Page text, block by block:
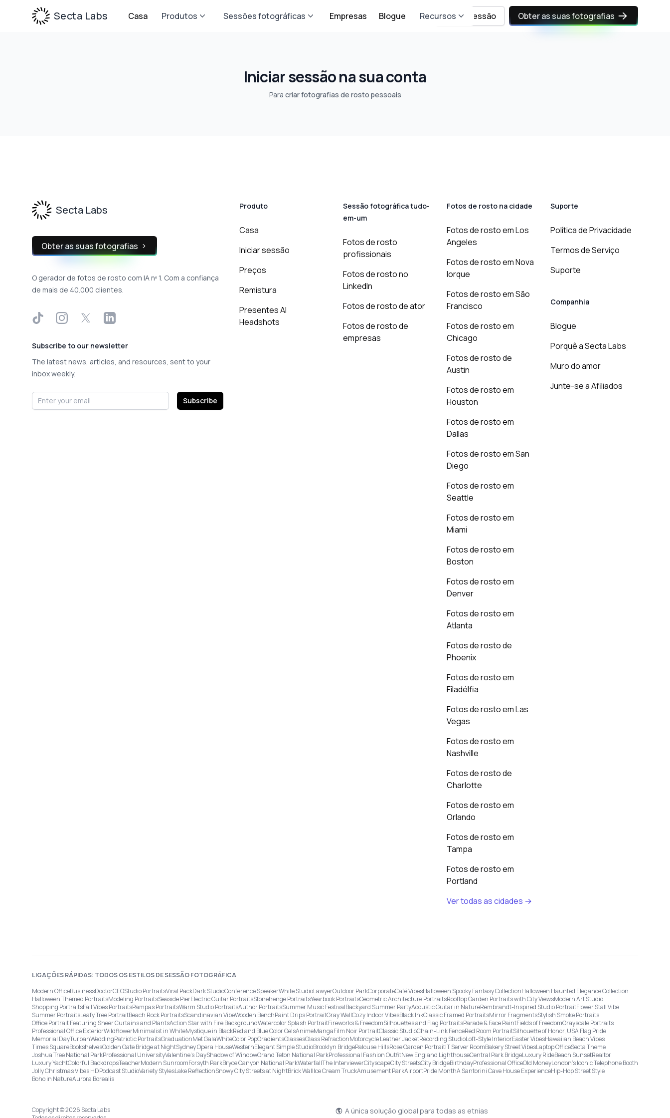
Secta Labs Casa Produtos Sessões fotográficas Empresas Blogue RecursosIniciar sessão Obter as suas fotografias
Iniciar sessão na sua conta
Para criar fotografias de rosto pessoais
Secta Labs
Obter as suas fotografias
O gerador de fotos de rosto com IA nº 1. Com a confiança
de mais de 40.000 clientes.
TikTokInstagram
X LinkedIn
Subscribe to our newsletter
The latest news, articles, and resources, sent to your
inbox weekly.
Email address Subscribe
Produto
Casa
Iniciar sessão
Preços
Remistura
Presentes AI
Headshots
Sessão fotográfica tudo-
em-um
Fotos de rosto
profissionais
Fotos de rosto no
LinkedIn
Fotos de rosto de ator
Fotos de rosto de
empresas
Fotos de rosto na cidade
Fotos de rosto em Los
Angeles
Fotos de rosto em Nova
Iorque
Fotos de rosto em São
Francisco
Fotos de rosto em
Chicago
Fotos de rosto de
Austin
Fotos de rosto em
Houston
Fotos de rosto em
Dallas
Fotos de rosto em San
Diego
Fotos de rosto em
Seattle
Fotos de rosto em
Miami
Fotos de rosto em
Boston
Fotos de rosto em
Denver
Fotos de rosto em
Atlanta
Fotos de rosto de
Phoenix
Fotos de rosto em
Filadélfia
Fotos de rosto em Las
Vegas
Fotos de rosto em
Nashville
Fotos de rosto de
Charlotte
Fotos de rosto em
Orlando
Fotos de rosto em
Tampa
Fotos de rosto em
Portland
Ver todas as cidades →
Suporte
Política de Privacidade
Termos de Serviço
Suporte
Companhia
Blogue
Porquê a Secta Labs
Muro do amor
Junte-se a Afiliados
LIGAÇÕES RÁPIDAS: TODOS OS ESTILOS DE SESSÃO FOTOGRÁFICA
Modern OfficeBusinessDoctorCEOStudio PortraitsViral PackDark StudioConference SpeakerWhite StudioLawyerOutdoor ParkCorporateCafé VibesHalloween Spooky Fantasy CollectionHalloween Haunted Elegance Collection
Halloween Themed PortraitsModeling PortraitsSeaside PierElectric Guitar PortraitsStonehenge PortraitsYearbook PortraitsGeometric Architecture PortraitsRooftop Garden Portraits with City ViewsModern Art Studio
Shopping PortraitsFall Vibes PortraitsPampas PortraitsWarm Studio PortraitsAuthor PortraitsSummer Music FestivalBackyard Summer PartyAcoustic Guitar in NatureRembrandt-Inspired Studio PortraitFlower Stall Vibe
Summer PortraitsLeafy Tree PortraitBeach Rock PortraitsScandinavian VibeWooden BenchPaint Drips PortraitGray WallCozy Indoor VibesBlack InkClassic Framed PortraitsMirror FragmentsStylish Smoke Portraits
Office Portrait Featuring Sheer Curtains and PlantsAction Star with Fire BackgroundWatercolor Splash PortraitFireworks & FreedomSilhouettes and Flag PortraitsParade & Face PaintFields of FreedomGrayscale Portraits
Professional Office ExteriorWildflowerMinimalist in WhiteMystique in BlackRed and Blue Color GelsAnimeMangaFilm Noir PortraitClassic StudioChain-Link FenceRed Room PortraitSilhouette of Honor, USA Flag Pride
Memorial DayTurbanWeddingPatriotic PortraitsGraduationMet GalaWhiteColor PopGradientsGlassesGlass RefractionMotorcycle Leather JacketRecording StudioLoft-Style InteriorEaster VibesHawaiian Beach Vibes
Times SquareBookshelvesGolden Gate Bridge at NightSydney Opera HouseWesternElegant Simple StudioBrooklyn BridgePalouse HillsRose Garden PortraitIT Server RoomBakery Street VibesLaptop OfficeSecta Theme
Joshua Tree National ParkProfessional UniversityValentine's DayShadow of WindowGrand Teton National ParkProfessional Fashion OutfitNew England LighthouseCentral Park BridgeLuxury RideBeach SunsetRealtor
Luxury YachtColorful BackdropsTeacherModern SunroomForsyth ParkBryce Canyon National ParkWaterfallThe InterviewerCityscapeCity StreetsCity BridgeBirthdayProfessional OfficeOld MoneyLondon’s Iconic Telephone Booth
Jolly Christmas Vibes HDPodcast StudioVariety StylesLake ReflectionSnowy City Streets at NightBrick WallIce Cream TruckAmusement ParkAirportPride MonthA Santorini Cave House ExperienceHip-Hop Street Style
Boho in NatureAurora Borealis
Copyright © 2026 Secta Labs
A única solução global para todas as etnias